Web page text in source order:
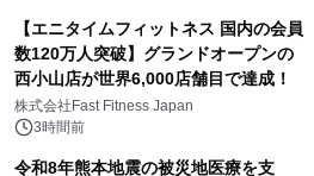
【エニタイムフィットネス 国内の会員
数120万人突破】グランドオープンの
西小山店が世界6,000店舗目で達成！
株式会社Fast Fitness Japan
3時間前
令和8年熊本地震の被災地医療を支